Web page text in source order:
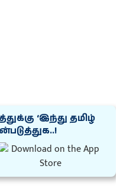
‘இந்து தமிழ்